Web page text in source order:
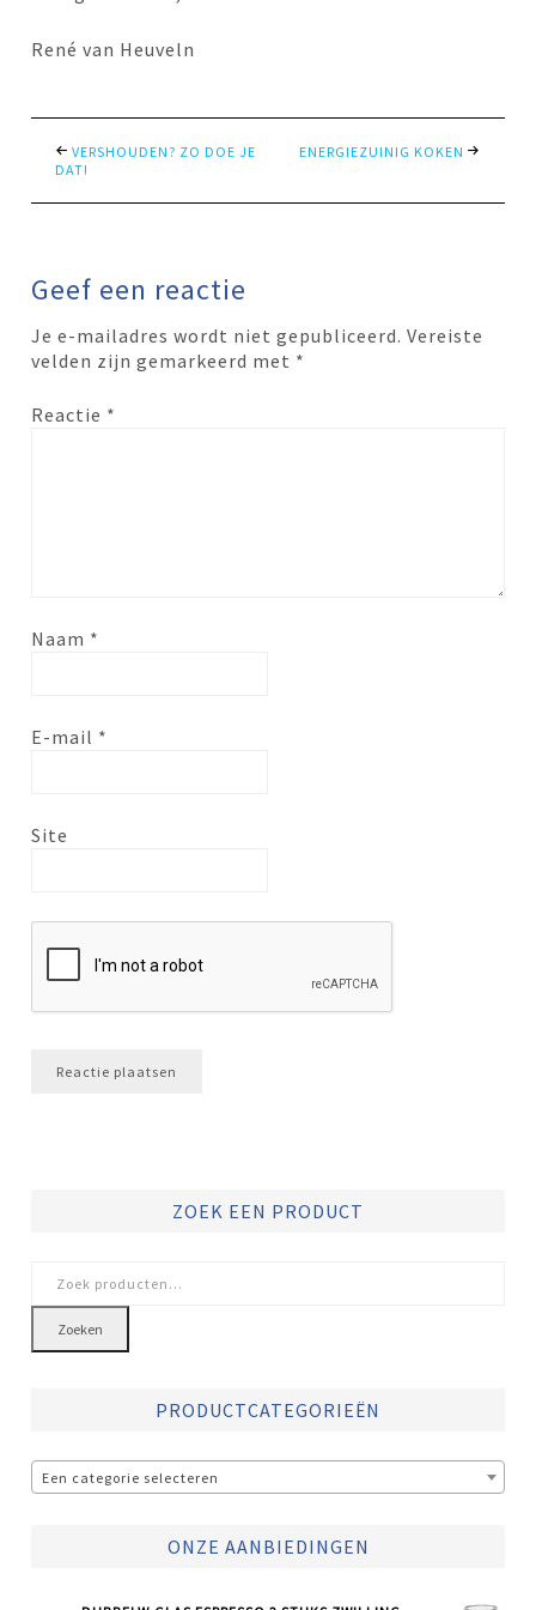
René van Heuveln
VERSHOUDEN? ZO DOE JE
DAT!
ENERGIEZUINIG KOKEN
Geef een reactie
Je e-mailadres wordt niet gepubliceerd. Vereiste
velden zijn gemarkeerd met *
Reactie *
Naam *
E-mail *
Site
ZOEK EEN PRODUCT
naar:
Zoeken
PRODUCTCATEGORIEËN
Een categorie selecteren
ONZE AANBIEDINGEN